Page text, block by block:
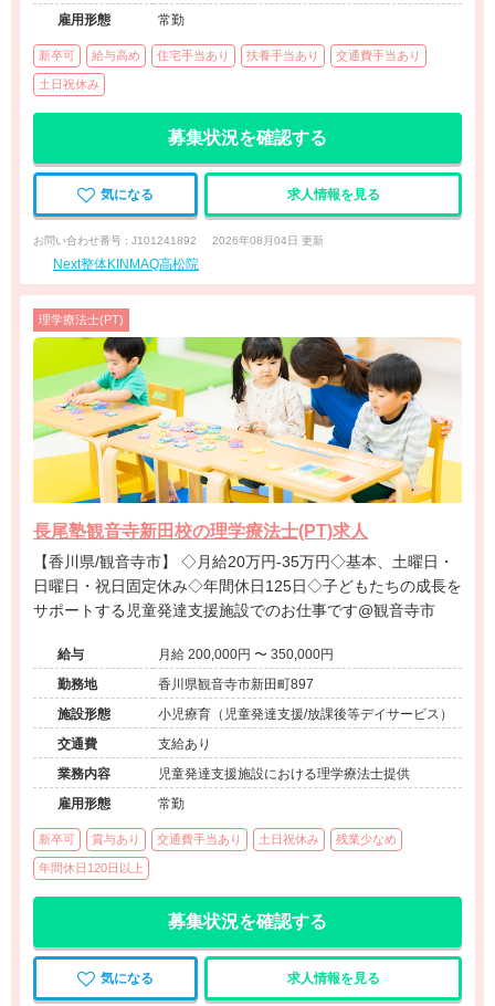
雇用形態
常勤
新卒可 給与高め 住宅手当あり 扶養手当あり 交通費手当あり
土日祝休み
募集状況を確認する
気になる 求人情報を見る
お問い合わせ番号 : J101241892 2026年08月04日 更新
Next整体KINMAQ高松院
理学療法士(PT)
長尾塾観音寺新田校の理学療法士(PT)求人
【香川県/観音寺市】 ◇月給20万円-35万円◇基本、土曜日・
日曜日・祝日固定休み◇年間休日125日◇子どもたちの成長を
サポートする児童発達支援施設でのお仕事です@観音寺市
給与
月給 200,000円 〜 350,000円
勤務地
香川県観音寺市新田町897
施設形態
小児療育（児童発達支援/放課後等デイサービス）
交通費
支給あり
業務内容
児童発達支援施設における理学療法士提供
雇用形態
常勤
新卒可 賞与あり 交通費手当あり 土日祝休み 残業少なめ
年間休日120日以上
募集状況を確認する
気になる 求人情報を見る